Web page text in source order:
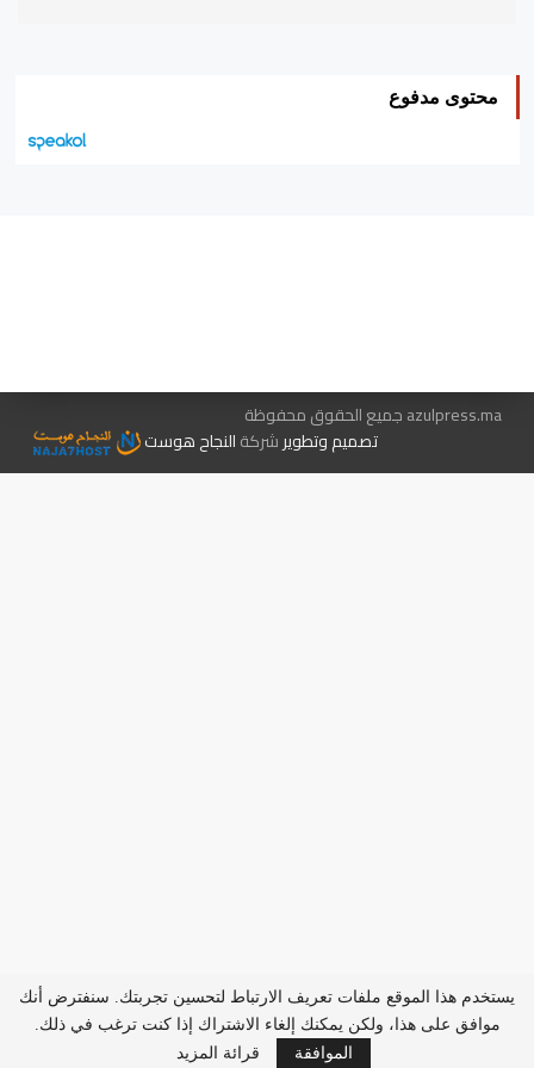
محتوى مدفوع
azulpress.ma جميع الحقوق محفوظة
تصميم وتطويرشركةالنجاح هوست
يستخدم هذا الموقع ملفات تعريف الارتباط لتحسين تجربتك. سنفترض أنك
موافق على هذا، ولكن يمكنك إلغاء الاشتراك إذا كنت ترغب في ذلك.
الموافقة
قرائة المزيد